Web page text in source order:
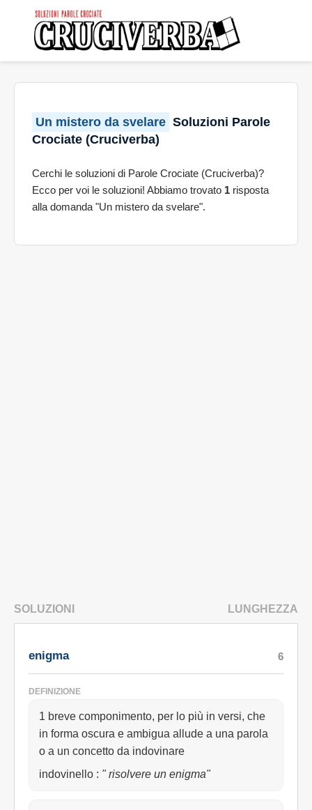
Un mistero da svelare Soluzioni Parole
Crociate (Cruciverba)
Cerchi le soluzioni di Parole Crociate (Cruciverba)?
Ecco per voi le soluzioni! Abbiamo trovato 1 risposta
alla domanda "Un mistero da svelare".
SOLUZIONI LUNGHEZZA
enigma
DEFINIZIONE
1 breve componimento, per lo più in versi, che
in forma oscura e ambigua allude a una parola
o a un concetto da indovinare
indovinello : " risolvere un enigma"
6